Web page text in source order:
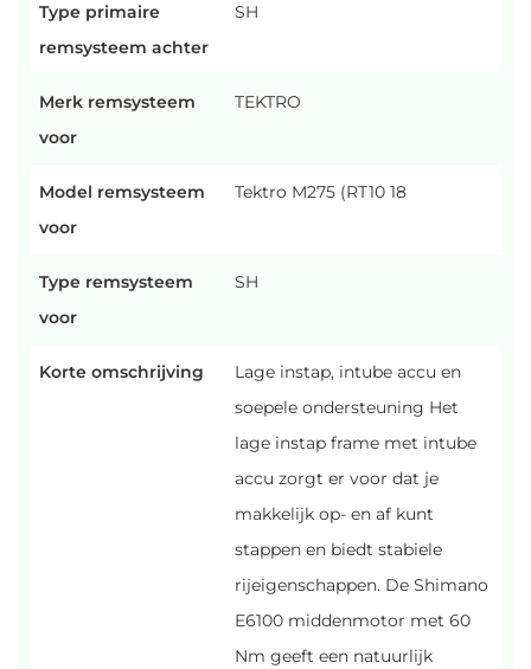
Type primaire
remsysteem achter
SH
Merk remsysteem
voor
TEKTRO
Model remsysteem
voor
Tektro M275 (RT10 18
Type remsysteem
voor
SH
Korte omschrijving
Lage instap, intube accu en
soepele ondersteuning Het
lage instap frame met intube
accu zorgt er voor dat je
makkelijk op- en af kunt
stappen en biedt stabiele
rijeigenschappen. De Shimano
E6100 middenmotor met 60
Nm geeft een natuurlijk